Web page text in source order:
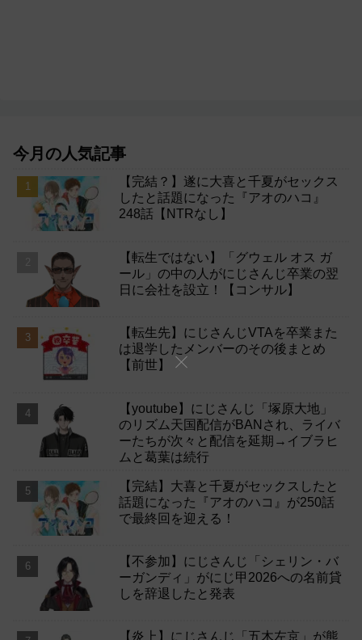
今月の人気記事
【完結？】遂に大喜と千夏がセックス
したと話題になった『アオのハコ』
248話【NTRなし】
【転生ではない】「グウェル オス ガ
ール」の中の人がにじさんじ卒業の翌
日に会社を設立！【コンサル】
【転生先】にじさんじVTAを卒業また
は退学したメンバーのその後まとめ
【前世】
【youtube】にじさんじ「塚原大地」
のリズム天国配信がBANされ、ライバ
ーたちが次々と配信を延期→イブラヒ
ムと葛葉は続行
【完結】大喜と千夏がセックスしたと
話題になった『アオのハコ』が250話
で最終回を迎える！
【不参加】にじさんじ「シェリン・バ
ーガンディ」がにじ甲2026への名前貸
しを辞退したと発表
【炎上】にじさんじ「五木左京」が熊